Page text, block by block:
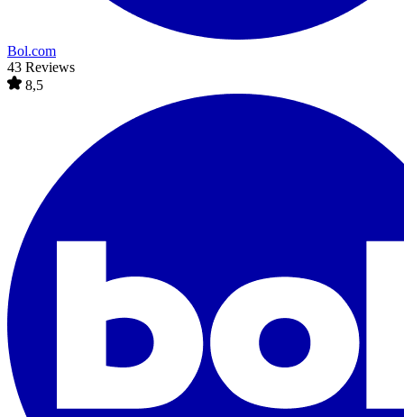
Bol.com
43 Reviews
8,5